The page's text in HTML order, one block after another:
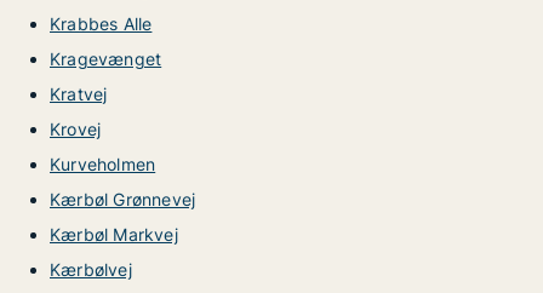
Krabbes Alle
Kragevænget
Kratvej
Krovej
Kurveholmen
Kærbøl Grønnevej
Kærbøl Markvej
Kærbølvej